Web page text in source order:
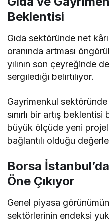
Beklentisi
Gıda sektöründe net
oranında artması
yılının son çeyreğinde
sergilediği belirtiliyor.
Gayrimenkul
sınırlı bir artış
büyük ölçüde yeni
bağlantılı olduğu
Borsa
Öne Çıkıyor
Genel piyasa
sektörlerinin endeksi